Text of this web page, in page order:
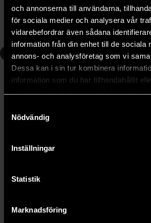
och annonserna till användarna,
för sociala medier och analysera vår
vidarebefordrar även sådana
information från din enhet till de sociala
annons- och analysföretag som vi
Dessa kan i sin tur kombinera
information som du har tillhandahållit
Nödvändig
Inställningar
Statistik
Marknadsföring
37 kr Ord. 149 kr
Läs mer
149 kr
Längre
Det jävla djuret
6